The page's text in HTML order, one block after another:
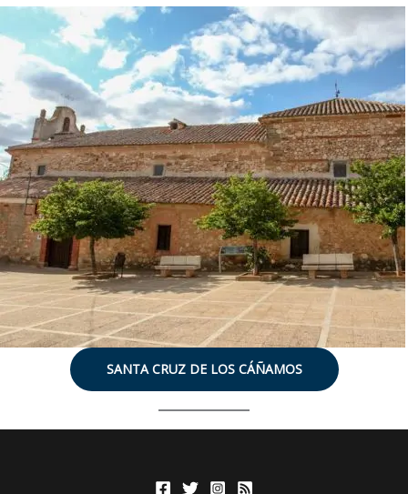
SANTA CRUZ DE LOS CÁÑAMOS